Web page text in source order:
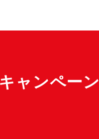
ャンペーン